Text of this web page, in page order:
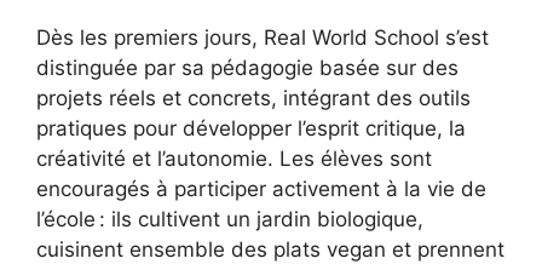
Dès les premiers jours, Real World School s’est
distinguée par sa pédagogie basée sur des
projets réels et concrets, intégrant des outils
pratiques pour développer l’esprit critique, la
créativité et l’autonomie. Les élèves sont
encouragés à participer activement à la vie de
l’école : ils cultivent un jardin biologique,
cuisinent ensemble des plats vegan et prennent